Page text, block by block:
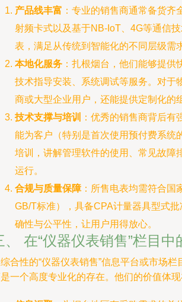
产品线丰富 ：专业的销售商通常备货齐
射频卡式以及基于NB-IoT、4G等通信
表，满足从传统到智能化的不同层级需
本地化服务 ：扎根烟台，他们能够提供
技术指导安装、系统调试等服务。对于
商或大型企业用户，还能提供定制化的
技术支撑与培训
：优秀的销售商背后有
能为客户（特别是首次使用预付费系统
培训，讲解管理软件的使用、常见故障
运行。
合规与质量保障：所售电表均需符合国
GB/T标准），具备CPA计量器具型式
确性与公平性，让用户用得放心。
、 在“仪器仪表销售”栏目中
合性的“仪器仪表销售”信息平台或市场
一个高度专业化的存在。他们的价值体现